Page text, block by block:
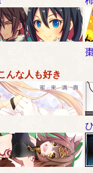
んな人も好き